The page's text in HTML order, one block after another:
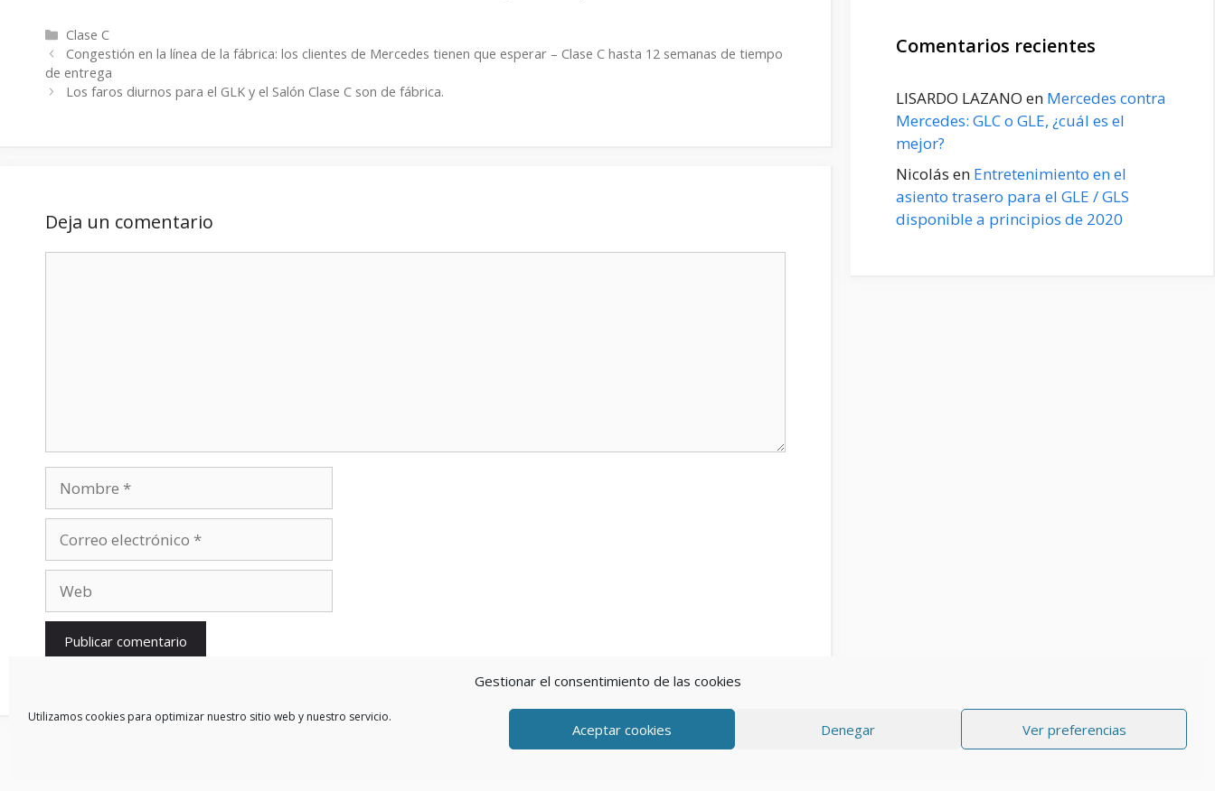
Gestionar el consentimiento de las cookies
Utilizamos cookies para optimizar nuestro sitio web y nuestro servicio.
Aceptar cookies Denegar Ver preferencias
Categorías
Clase C
Congestión en la línea de la fábrica: los clientes de Mercedes tienen que esperar – Clase C hasta 12 semanas de tiempo
de entrega
Los faros diurnos para el GLK y el Salón Clase C son de fábrica.
Deja un comentario
electrónico
Comentarios recientes
LISARDO LAZANO en Mercedes contra
Mercedes: GLC o GLE, ¿cuál es el
mejor?
Nicolás en Entretenimiento en el
asiento trasero para el GLE / GLS
disponible a principios de 2020